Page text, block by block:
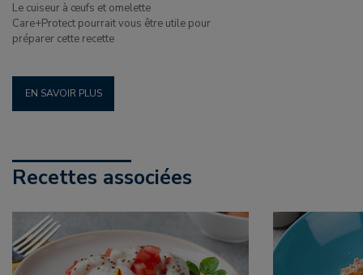
Le cuiseur à œufs et omelette
Care+Protect pourrait vous être utile pour
préparer cette recette
EN SAVOIR PLUS
Recettes associées